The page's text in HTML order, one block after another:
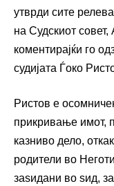
утврди сите
на Судскиот
коментирајќи го
судијата Ѓоко
Ристов е
прикривање имот,
казниво дело,
родители во
заѕидани во ѕид,